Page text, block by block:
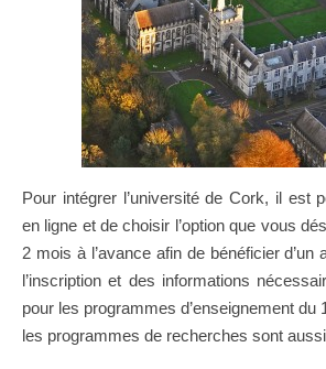
Pour intégrer l’université de Cork, il est
en ligne et de choisir l’option que vous
2 mois à l’avance afin de bénéficier d’un
l’inscription et des informations
pour les programmes d’enseignement du
les programmes de recherches sont